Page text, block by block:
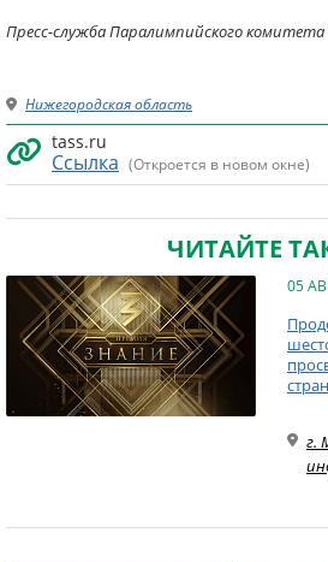
Пресс-служба Паралимпийского комитета
Нижегородская область
tass.ru
Ссылка (Откроется в новом окне)
ЧИТАЙТЕ
05
г.